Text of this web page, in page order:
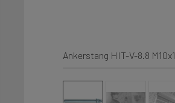
Ankerstang HIT-V-8.8